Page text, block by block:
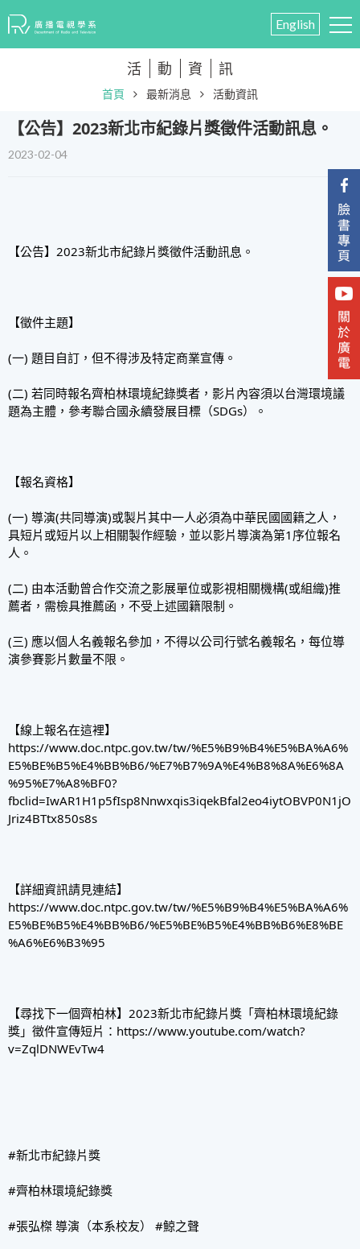
English
活 動 資 訊
首頁 最新消息 活動資訊
【公告】2023新北市紀錄片獎徵件活動訊息。
2023-02-04
【公告】2023新北市紀錄片獎徵件活動訊息。
【徵件主題】
(一) 題目自訂，但不得涉及特定商業宣傳。
(二) 若同時報名齊柏林環境紀錄獎者，影片內容須以台灣環境議
題為主體，參考聯合國永續發展目標（SDGs）。
【報名資格】
(一) 導演(共同導演)或製片其中一人必須為中華民國國籍之人，
具短片或短片以上相關製作經驗，並以影片導演為第1序位報名
人。
(二) 由本活動曾合作交流之影展單位或影視相關機構(或組織)推
薦者，需檢具推薦函，不受上述國籍限制。
(三) 應以個人名義報名參加，不得以公司行號名義報名，每位導
演參賽影片數量不限。
【線上報名在這裡】
https://www.doc.ntpc.gov.tw/tw/%E5%B9%B4%E5%BA%A6%
E5%BE%B5%E4%BB%B6/%E7%B7%9A%E4%B8%8A%E6%8A
%95%E7%A8%BF0?
fbclid=IwAR1H1p5fIsp8Nnwxqis3iqekBfal2eo4iytOBVP0N1jO
Jriz4BTtx850s8s
【詳細資訊請見連結】
https://www.doc.ntpc.gov.tw/tw/%E5%B9%B4%E5%BA%A6%
E5%BE%B5%E4%BB%B6/%E5%BE%B5%E4%BB%B6%E8%BE
%A6%E6%B3%95
【尋找下一個齊柏林】2023新北市紀錄片獎「齊柏林環境紀錄
獎」徵件宣傳短片：https://www.youtube.com/watch?
v=ZqlDNWEvTw4
#新北市紀錄片獎
#齊柏林環境紀錄獎
#張弘榤 導演（本系校友） #鯨之聲